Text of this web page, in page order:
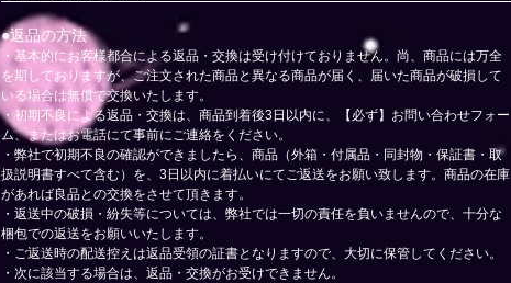
​●返品の方法
・基本的にお客様都合による返品・交換は受け付けておりません。尚、商品には万全
を期しておりますが、ご注文された商品と異なる商品が届く、届いた商品が破損して
いる場合は無償で交換いたします。
・初期不良による返品・交換は、商品到着後3日以内に、【必ず】お問い合わせフォー
ム、またはお電話にて事前にご連絡をください。
・弊社で初期不良の確認ができましたら、商品（外箱・付属品・同封物・保証書・取
扱説明書すべて含む）を、3日以内に着払いにてご返送をお願い致します。商品の在庫
があれば良品との交換をさせて頂きます。
・返送中の破損・紛失等については、弊社では一切の責任を負いませんので、十分な
梱包での返送をお願いいたします。
・ご返送時の配送控えは返品受領の証書となりますので、大切に保管してください。
・次に該当する場合は、返品・交換がお受けできません。